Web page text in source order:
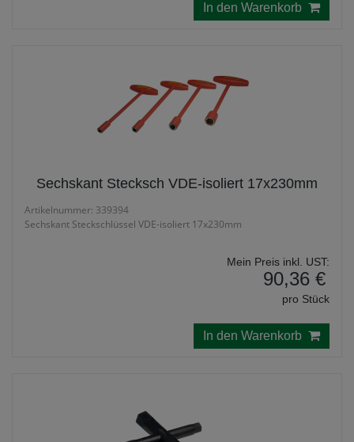
In den Warenkorb
Sechskant Stecksch VDE-isoliert 17x230mm
Artikelnummer: 339394
Sechskant Steckschlüssel VDE-isoliert 17x230mm
Mein Preis inkl. UST:
90,36 €
pro Stück
In den Warenkorb